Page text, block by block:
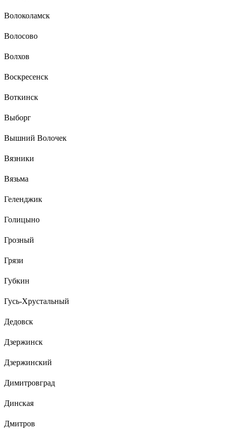
Волоколамск
Волосово
Волхов
Воскресенск
Воткинск
Выборг
Вышний Волочек
Вязники
Вязьма
Геленджик
Голицыно
Грозный
Грязи
Губкин
Гусь-Хрустальный
Дедовск
Дзержинск
Дзержинский
Димитровград
Динская
Дмитров